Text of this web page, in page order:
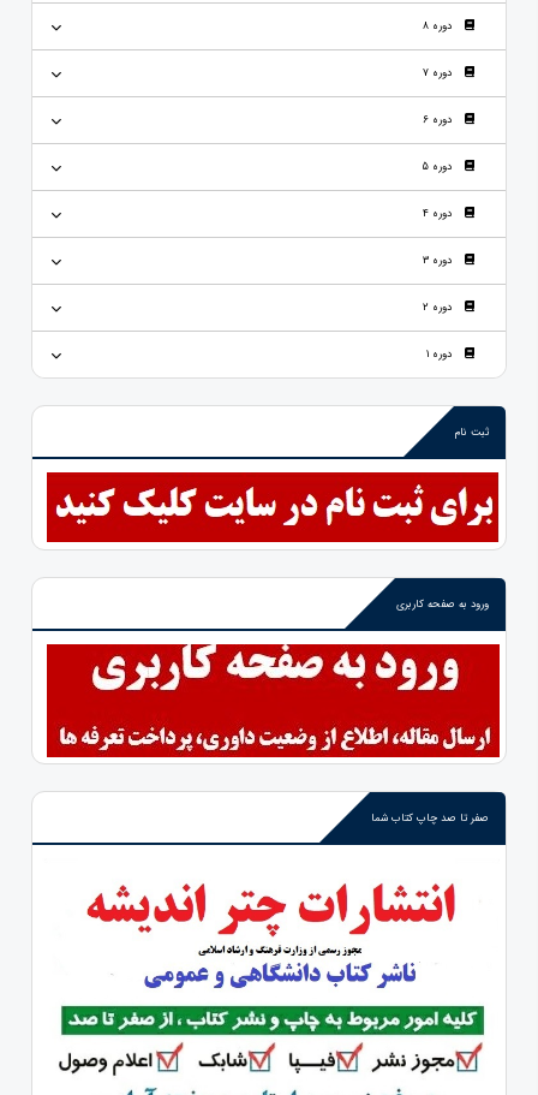
دوره 8
دوره 7
دوره 6
دوره 5
دوره 4
دوره 3
دوره 2
دوره 1
ثبت نام
ورود به صفحه کاربری
صفر تا صد چاپ کتاب شما